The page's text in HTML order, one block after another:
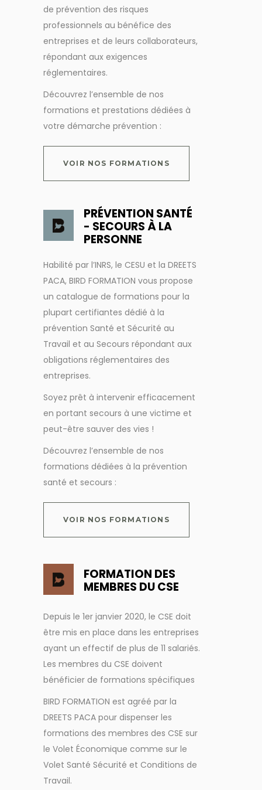
de prévention des risques
professionnels au bénéfice des
entreprises et de leurs collaborateurs,
répondant aux exigences
réglementaires.
Découvrez l’ensemble de nos
formations et prestations dédiées à
votre démarche prévention :
VOIR NOS FORMATIONS
PRÉVENTION SANTÉ
- SECOURS À LA
PERSONNE
Habilité par l’INRS, le CESU et la DREETS
PACA, BIRD FORMATION vous propose
un catalogue de formations pour la
plupart certifiantes dédié à la
prévention Santé et Sécurité au
Travail et au Secours répondant aux
obligations réglementaires des
entreprises.
Soyez prêt à intervenir efficacement
en portant secours à une victime et
peut-être sauver des vies !
Découvrez l’ensemble de nos
formations dédiées à la prévention
santé et secours :
VOIR NOS FORMATIONS
FORMATION DES
MEMBRES DU CSE
Depuis le 1er janvier 2020, le CSE doit
être mis en place dans les entreprises
ayant un effectif de plus de 11 salariés.
Les membres du CSE doivent
bénéficier de formations spécifiques
BIRD FORMATION est agréé par la
DREETS PACA pour dispenser les
formations des membres des CSE sur
le Volet Économique comme sur le
Volet Santé Sécurité et Conditions de
Travail.